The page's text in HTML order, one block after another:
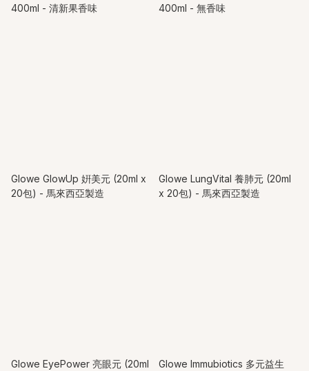
400ml - 清新果香味
400ml - 無香味
Glowe GlowUp 姸美元 (20ml x
20包) - 馬來西亞製造
Glowe LungVital 養肺元 (20ml
x 20包) - 馬來西亞製造
Glowe EyePower 亮眼元 (20ml
Glowe Immubiotics 多元益生